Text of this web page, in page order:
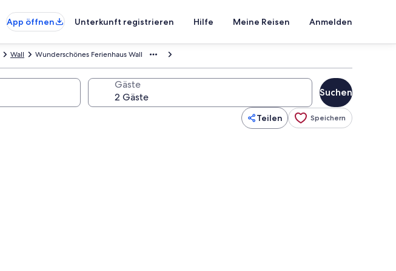
App öffnen
Unterkunft registrieren Hilfe Meine Reisen Anmelden
Wunderschönes Ferienhaus Wall
Wall
Gäste
Suchen
Teilen Speichern